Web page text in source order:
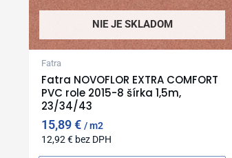
NIE JE SKLADOM
Fatra
Fatra NOVOFLOR EXTRA COMFORT
PVC role 2015-8 šírka 1,5m,
23/34/43
15,89€ m2
12,92 € bez DPH